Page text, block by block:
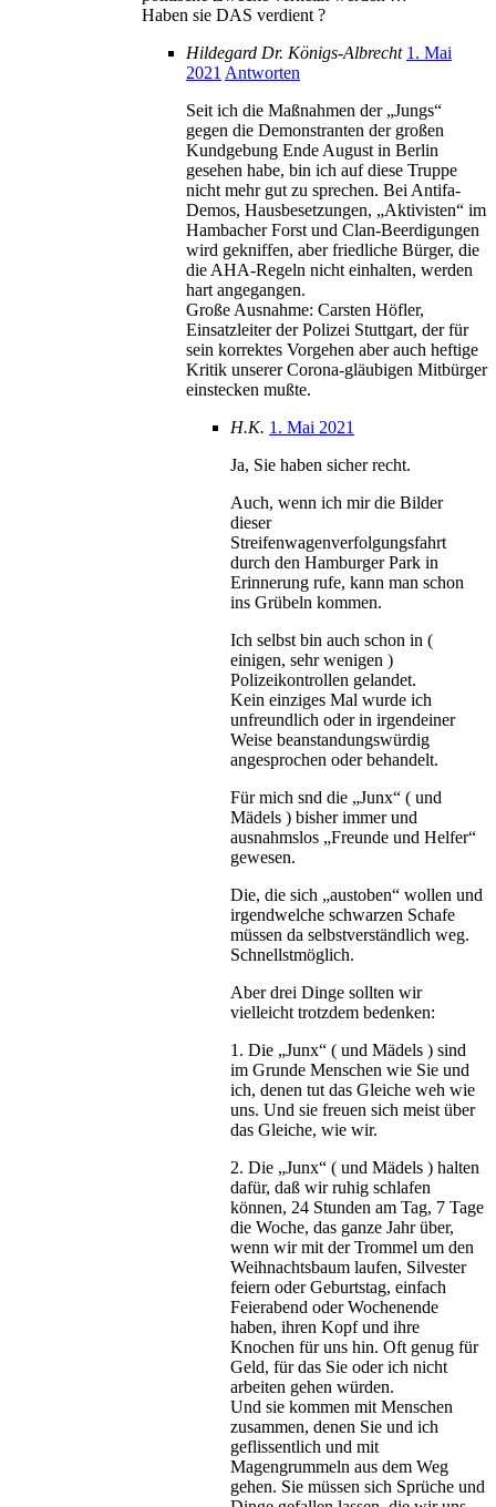
Haben sie DAS verdient ?
Hildegard Dr. Königs-Albrecht 1. Mai
2021 Antworten
Seit ich die Maßnahmen der „Jungs“
gegen die Demonstranten der großen
Kundgebung Ende August in Berlin
gesehen habe, bin ich auf diese Truppe
nicht mehr gut zu sprechen. Bei Antifa-
Demos, Hausbesetzungen, „Aktivisten“ im
Hambacher Forst und Clan-Beerdigungen
wird gekniffen, aber friedliche Bürger, die
die AHA-Regeln nicht einhalten, werden
hart angegangen.
Große Ausnahme: Carsten Höfler,
Einsatzleiter der Polizei Stuttgart, der für
sein korrektes Vorgehen aber auch heftige
Kritik unserer Corona-gläubigen Mitbürger
einstecken mußte.
H.K. 1. Mai 2021
Ja, Sie haben sicher recht.
Auch, wenn ich mir die Bilder
dieser
Streifenwagenverfolgungsfahrt
durch den Hamburger Park in
Erinnerung rufe, kann man schon
ins Grübeln kommen.
Ich selbst bin auch schon in (
einigen, sehr wenigen )
Polizeikontrollen gelandet.
Kein einziges Mal wurde ich
unfreundlich oder in irgendeiner
Weise beanstandungswürdig
angesprochen oder behandelt.
Für mich snd die „Junx“ ( und
Mädels ) bisher immer und
ausnahmslos „Freunde und Helfer“
gewesen.
Die, die sich „austoben“ wollen und
irgendwelche schwarzen Schafe
müssen da selbstverständlich weg.
Schnellstmöglich.
Aber drei Dinge sollten wir
vielleicht trotzdem bedenken:
1. Die „Junx“ ( und Mädels ) sind
im Grunde Menschen wie Sie und
ich, denen tut das Gleiche weh wie
uns. Und sie freuen sich meist über
das Gleiche, wie wir.
2. Die „Junx“ ( und Mädels ) halten
dafür, daß wir ruhig schlafen
können, 24 Stunden am Tag, 7 Tage
die Woche, das ganze Jahr über,
wenn wir mit der Trommel um den
Weihnachtsbaum laufen, Silvester
feiern oder Geburtstag, einfach
Feierabend oder Wochenende
haben, ihren Kopf und ihre
Knochen für uns hin. Oft genug für
Geld, für das Sie oder ich nicht
arbeiten gehen würden.
Und sie kommen mit Menschen
zusammen, denen Sie und ich
geflissentlich und mit
Magengrummeln aus dem Weg
gehen. Sie müssen sich Sprüche und